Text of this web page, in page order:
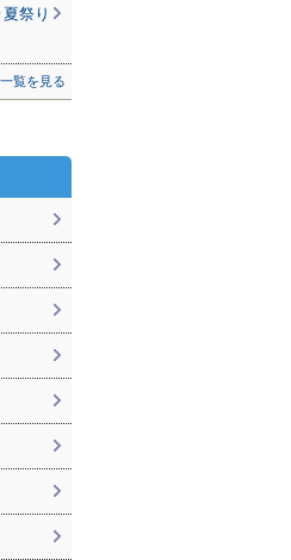
祭り
一覧を見る